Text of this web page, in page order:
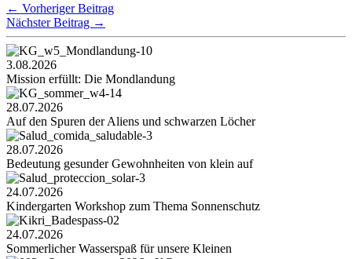
← Vorheriger Beitrag
Nächster Beitrag →
3.08.2026
Mission erfüllt: Die Mondlandung
28.07.2026
Auf den Spuren der Aliens und schwarzen Löcher
28.07.2026
Bedeutung gesunder Gewohnheiten von klein auf
24.07.2026
Kindergarten Workshop zum Thema Sonnenschutz
24.07.2026
Sommerlicher Wasserspaß für unsere Kleinen